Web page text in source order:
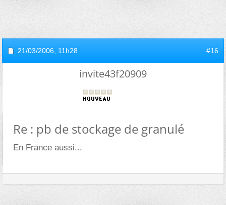
21/03/2006, 11h28 #16
invite43f20909
Re : pb de stockage de granulé
En France aussi...